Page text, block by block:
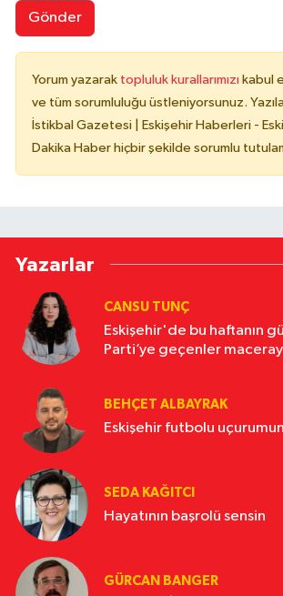
Gönder
Yorum yazarak topluluk kurallarımızı kabul
ve tüm sorumluluğu üstleniyorsunuz.
İstikbal Gazetesi | Eskişehir Haberleri -
Dakika Haber hiçbir şekilde sorumlu
Yazarlar
CANSU TUNÇ
Eskişehir'de bu haftanın
Parti’ye geçenler
BEHÇET ALBAYRAK
Eskişehir futbolu uçurumun
SEDA KAĞITCI
Hayatının başrolü sensin
GÜRCAN BANGER